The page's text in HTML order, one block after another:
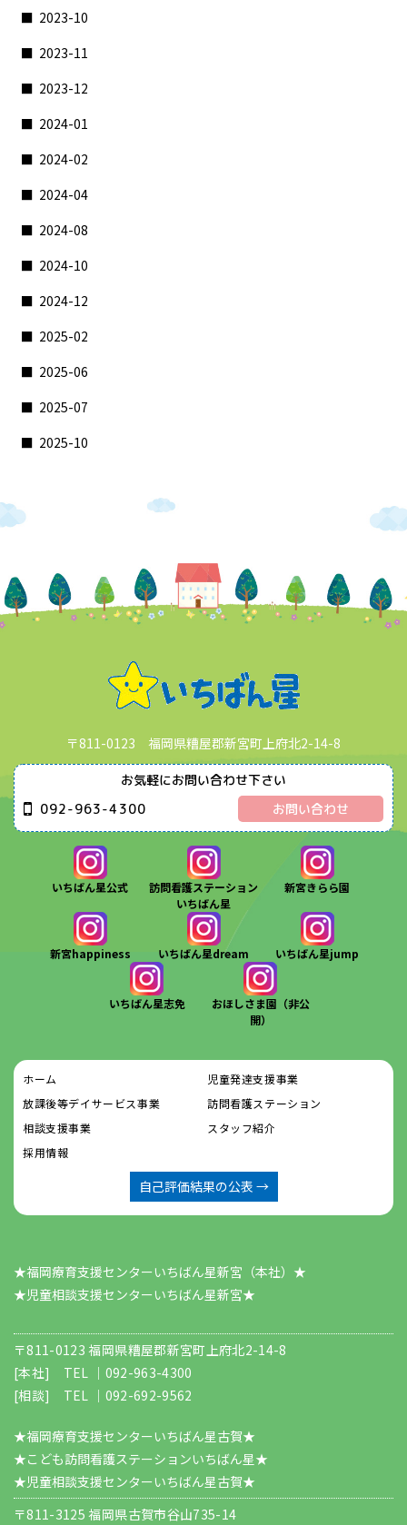
2023-10
2023-11
2023-12
2024-01
2024-02
2024-04
2024-08
2024-10
2024-12
2025-02
2025-06
2025-07
2025-10
〒811-0123 福岡県糟屋郡新宮町上府北2-14-8
お気軽にお問い合わせ下さい
092-963-4300
お問い合わせ
いちばん星公式
訪問看護ステーション
いちばん星
新宮きらら園
新宮happiness いちばん星dream いちばん星jump
いちばん星志免
おほしさま園（非公
開）
ホーム
児童発達支援事業
放課後等デイサービス事業
訪問看護ステーション
相談支援事業
スタッフ紹介
採用情報
自己評価結果の公表 →
★福岡療育支援センターいちばん星新宮（本社）★
​​​​​​​★児童相談支援センターいちばん星新宮★
〒811-0123 福岡県糟屋郡新宮町上府北2-14-8
[本社] TEL ｜ 092-963-4300
[相談] TEL ｜ 092-692-9562
★福岡療育支援センターいちばん星古賀★
★こども訪問看護ステーションいちばん星★
★児童相談支援センターいちばん星古賀★
〒811-3125 福岡県古賀市谷山735-14